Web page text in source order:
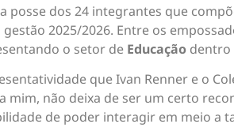
posse dos 24 integrantes que
gestão 2025/2026. Entre os
o setor de Educação dentro
que Ivan Renner e o
mim, não deixa de ser um certo
de poder interagir em meio a